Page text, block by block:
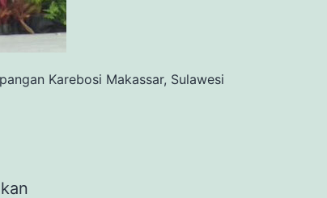
Karebosi Makassar, Sulawesi